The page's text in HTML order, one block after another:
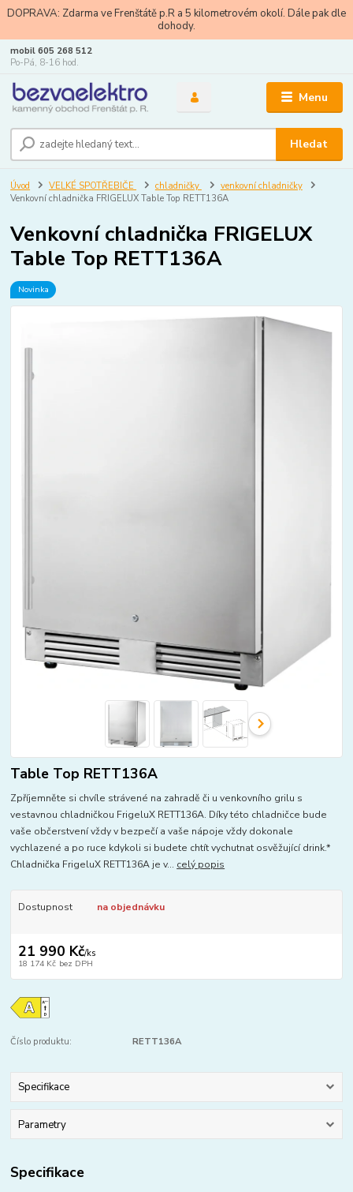
DOPRAVA: Zdarma ve Frenštátě p.R a 5 kilometrovém okolí. Dále pak dle
dohody.
Menu
Hledat
mobil 605 268 512
Po-Pá, 8-16 hod.
Úvod VELKÉ SPOTŘEBIČE chladničky
venkovní chladničky
Venkovní chladnička FRIGELUX Table Top RETT136A
Venkovní chladnička FRIGELUX
Table Top RETT136A
Novinka
Table Top RETT136A
Zpříjemněte si chvíle strávené na zahradě či u venkovního grilu s
vestavnou chladničkou FrigeluX RETT136A. Díky této chladničce bude
vaše občerstvení vždy v bezpečí a vaše nápoje vždy dokonale
vychlazené a po ruce kdykoli si budete chtít vychutnat osvěžující drink.*
Chladnička FrigeluX RETT136A je v... celý popis
Dostupnost na objednávku
21 990 Kč/ks
18 174 Kč bez DPH
Číslo produktu: RETT136A
Specifikace
Parametry
Specifikace